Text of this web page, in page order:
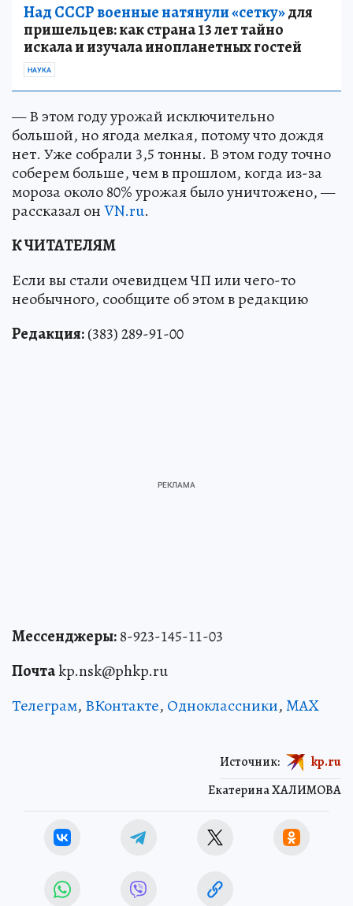
Над СССР военные натянули «сетку»для
пришельцев: как страна 13 лет тайно
искала и изучала инопланетных гостей
НАУКА
— В этом году урожай исключительно
большой, но ягода мелкая, потому что дождя
нет. Уже собрали 3,5 тонны. В этом году точно
соберем больше, чем в прошлом, когда из-за
мороза около 80% урожая было уничтожено, —
рассказал онVN.ru.
К ЧИТАТЕЛЯМ
Если вы стали очевидцем ЧП или чего-то
необычного, сообщите об этом в редакцию
Редакция:(383) 289-91-00
Мессенджеры:8-923-145-11-03
Почтаkp.nsk@phkp.ru
Телеграм, ВКонтакте, Одноклассники,MAX
Екатерина ХАЛИМОВА
Источник: kp.ru